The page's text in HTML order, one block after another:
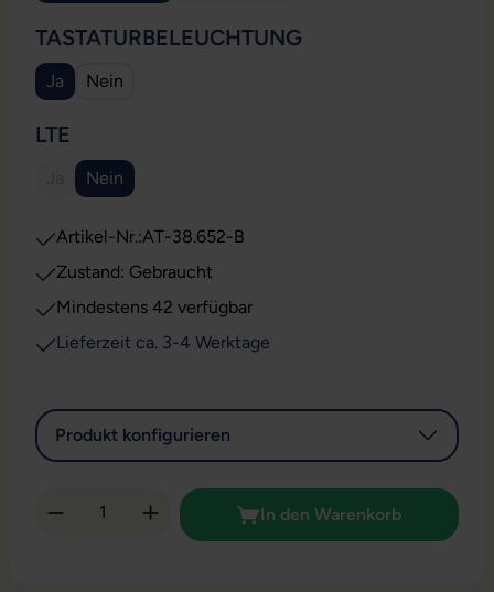
TASTATURBELEUCHTUNG
Ja Nein
LTE
(Diese Option ist zurzeit nicht verfügbar.)
Nein
Artikel-Nr.:AT-38.652-B
Zustand: Gebraucht
Mindestens 42 verfügbar
Lieferzeit ca. 3-4 Werktage
Produkt konfigurieren
Produkt Anzahl: Gib den gewünschten
In den Warenkorb